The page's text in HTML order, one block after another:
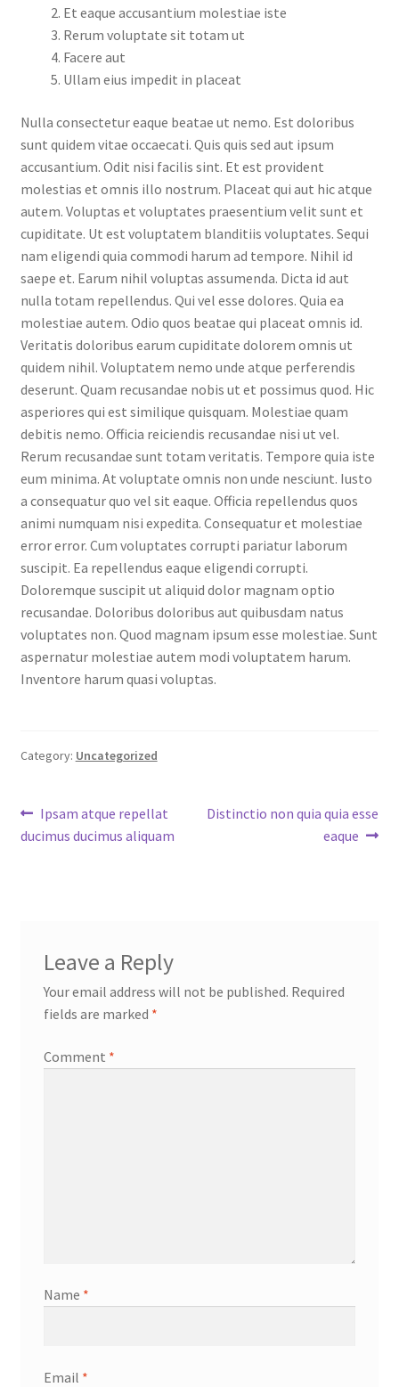
Et eaque accusantium molestiae iste
Rerum voluptate sit totam ut
Facere aut
Ullam eius impedit in placeat
Nulla consectetur eaque beatae ut nemo. Est doloribus
sunt quidem vitae occaecati. Quis quis sed aut ipsum
accusantium. Odit nisi facilis sint. Et est provident
molestias et omnis illo nostrum. Placeat qui aut hic atque
autem. Voluptas et voluptates praesentium velit sunt et
cupiditate. Ut est voluptatem blanditiis voluptates. Sequi
nam eligendi quia commodi harum ad tempore. Nihil id
saepe et. Earum nihil voluptas assumenda. Dicta id aut
nulla totam repellendus. Qui vel esse dolores. Quia ea
molestiae autem. Odio quos beatae qui placeat omnis id.
Veritatis doloribus earum cupiditate dolorem omnis ut
quidem nihil. Voluptatem nemo unde atque perferendis
deserunt. Quam recusandae nobis ut et possimus quod. Hic
asperiores qui est similique quisquam. Molestiae quam
debitis nemo. Officia reiciendis recusandae nisi ut vel.
Rerum recusandae sunt totam veritatis. Tempore quia iste
eum minima. At voluptate omnis non unde nesciunt. Iusto
a consequatur quo vel sit eaque. Officia repellendus quos
animi numquam nisi expedita. Consequatur et molestiae
error error. Cum voluptates corrupti pariatur laborum
suscipit. Ea repellendus eaque eligendi corrupti.
Doloremque suscipit ut aliquid dolor magnam optio
recusandae. Doloribus doloribus aut quibusdam natus
voluptates non. Quod magnam ipsum esse molestiae. Sunt
aspernatur molestiae autem modi voluptatem harum.
Inventore harum quasi voluptas.
Category: Uncategorized
Post
navigation
Previous
post:
Ipsam atque repellat
ducimus ducimus aliquam
Next
Distinctio non quia quia esse
eaque
Leave a Reply
Your email address will not be published. Required
fields are marked *
Comment *
Name *
Email *